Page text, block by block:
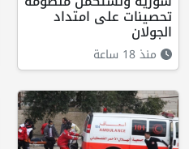
تحصينات على امتداد
الجولان
منذ 18 ساعة